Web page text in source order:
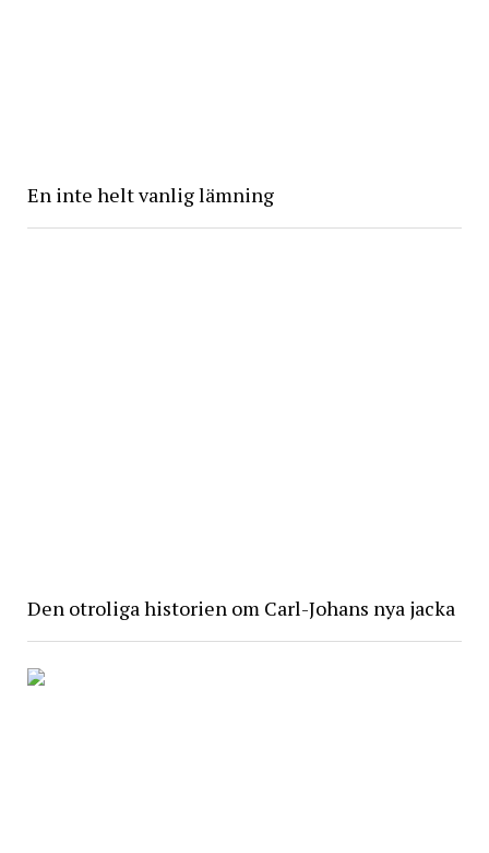
En inte helt vanlig lämning
Den otroliga historien om Carl-Johans nya jacka